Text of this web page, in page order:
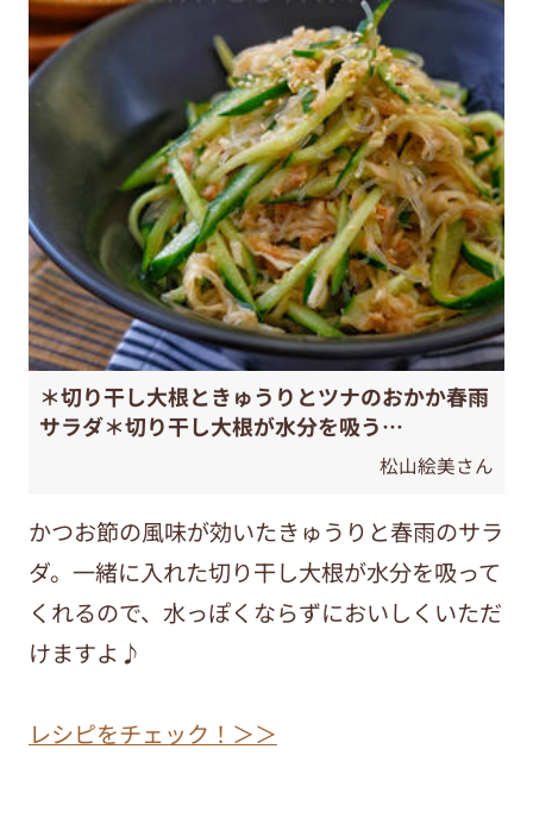
＊切り干し大根ときゅうりとツナのおかか春雨
サラダ＊切り干し大根が水分を吸う…
松山絵美さん
かつお節の風味が効いたきゅうりと春雨のサラ
ダ。一緒に入れた切り干し大根が水分を吸って
くれるので、水っぽくならずにおいしくいただ
けますよ♪
レシピをチェック！＞＞